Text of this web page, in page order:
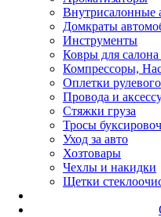
Внутрисалонные
Домкраты
Инструменты
Ковры для
Компрессоры,
Оплетки рулевого
Провода и
Стяжки груза
Тросы
Уход за авто
Хозтовары
Чехлы и накидки
Щетки
Заказать звонок
Notice: Undefined index:
/home/a/a2dm2020/
cache/apps/shop/
on line 260 Notice: Trying
/home/a/a2dm2020/
cache/apps/shop/
on line 260 0Р